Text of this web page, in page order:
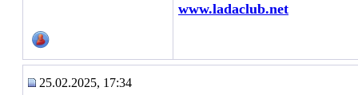
www.ladaclub.net
25.02.2025, 17:34